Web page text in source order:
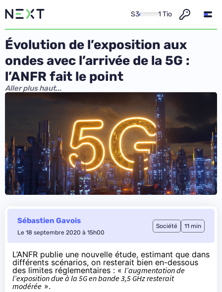
S3 1 Tio
Évolution de l’exposition aux
ondes avec l’arrivée de la 5G :
l’ANFR fait le point
Aller plus haut...
Sébastien Gavois
Le 18 septembre 2020 à 15h00
Société 11 min
L’ANFR publie une nouvelle étude, estimant que dans
différents scénarios, on resterait bien en-dessous
des limites réglementaires : « l’augmentation de
l’exposition due à la 5G en bande 3,5 GHz resterait
modérée ».